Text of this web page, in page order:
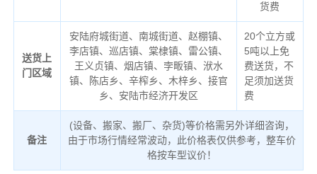
货费
送货上
门区域
安陆府城街道、南城街道、赵棚镇、
李店镇、巡店镇、棠棣镇、雷公镇、
王义贞镇、烟店镇、孛畈镇、洑水
镇、陈店乡、辛榨乡、木梓乡、接官
乡、安陆市经济开发区
20个立方或
5吨以上免
费送货，不
足须加送货
费
备注
(设备、搬家、搬厂、杂货)等价格需另外详细咨询，
由于市场行情经常波动，此价格表仅供参考，整车价
格按车型议价！